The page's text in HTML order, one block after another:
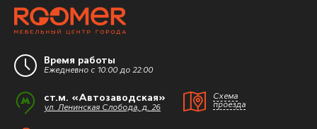
Время работы
Ежедневно с 10:00 до 22:00
ст.м. «Автозаводская»
ул. Ленинская Слобода, д. 26
Схема
проезда